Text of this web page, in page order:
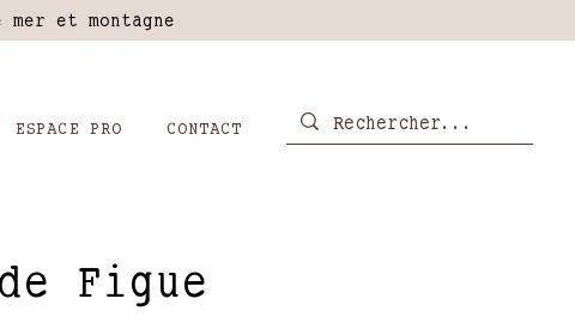
et montagne
ESPACE PRO CONTACT
Figue